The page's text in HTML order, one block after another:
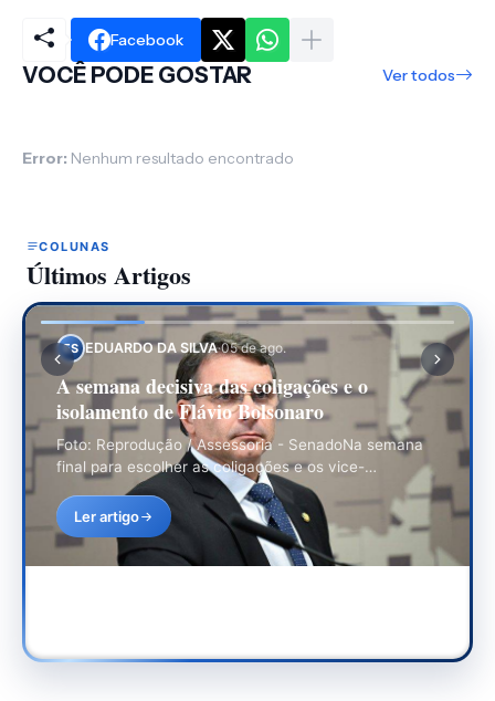
Facebook
VOCÊ PODE GOSTAR Ver todos
Error: Nenhum resultado encontrado
COLUNAS
Últimos Artigos
ES EDUARDO DA SILVA·30 de jul.
O Jogo Eleitoral Começou: As Convenções e
os Desafios da Disputa
Foto: Divulgação / PresidênciaAs convenções
partidárias são consideradas a ante-sala do processo
eleitoral, ou seja, a partir…
Ler artigo